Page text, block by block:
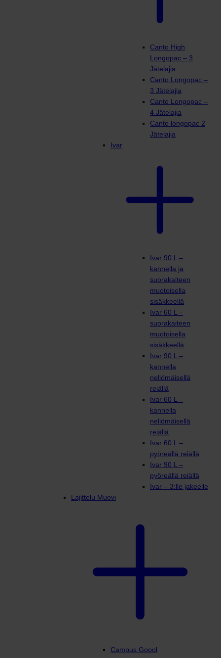
Canto High
Longopac – 3
Jätelajia
Canto Longopac –
3 Jätelajia
Canto Longopac –
4 Jätelajia
Canto longopac 2
Jätelajia
Ivar
Ivar 90 L –
kannella ja
suorakaiteen
muotoisella
sisäkkeellä
Ivar 60 L –
suorakaiteen
muotoisella
sisäkkeellä
Ivar 90 L –
kannella
neliömäisellä
reiällä
Ivar 60 L –
kannella
neliömäisellä
reiällä
Ivar 60 L –
pyöreällä reiällä
Ivar 90 L –
pyöreällä reiällä
Ivar – 3:lle jakeelle
Lajittelu Muovi
Campus Goool